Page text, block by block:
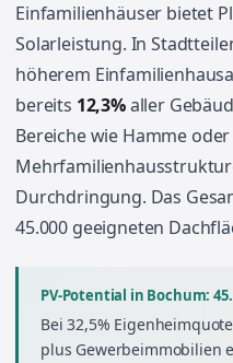
Einfamilienhäuser bietet
Solarleistung. In
höherem
bereits 12,3%aller
Bereiche wie Hamme
Durchdringung. Das
45.000 geeigneten
PV-Potential in Bochum:
Bei 32,5%
plus Gewerbeimmobilien